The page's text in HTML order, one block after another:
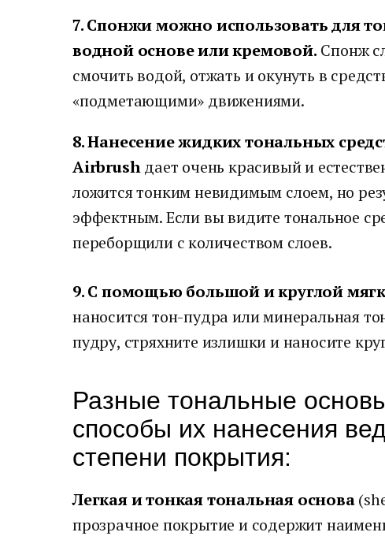
7. Спонжи можно использовать для
водной основе или кремовой. Спонж
смочить водой, отжать и окунуть в
«подметающими» движениями.
8. Нанесение жидких тональных
Airbrushдает очень красивый и
ложится тонким невидимым слоем, но
эффектным. Если вы видите тональное
переборщили с количеством слоев.
9. С помощью большой и круглой
наносится тон-пудра или минеральная
пудру, стряхните излишки и наносите
Разные тональные
способы их нанесения
степени покрытия:
Легкая и тонкая тональная основа
прозрачное покрытие и содержит